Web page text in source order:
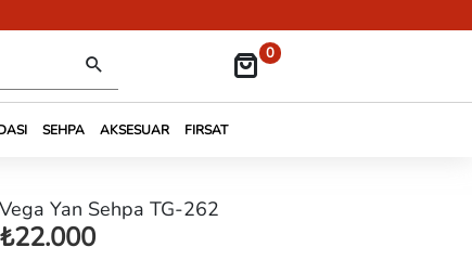
0
SEHPA AKSESUAR FIRSAT
Vega Yan Sehpa TG-262
₺22.000